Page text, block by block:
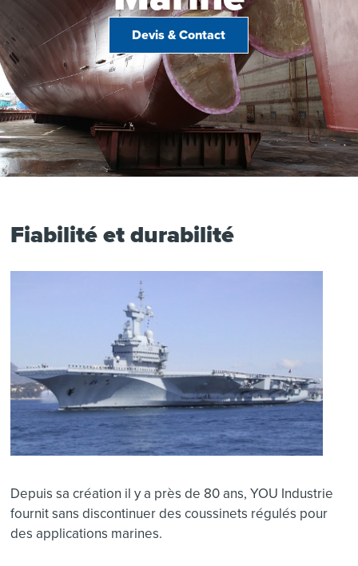
Devis & Contact
Fiabilité et durabilité
Depuis sa création il y a près de 80 ans, YOU Industrie
fournit sans discontinuer des coussinets régulés pour
des applications marines.